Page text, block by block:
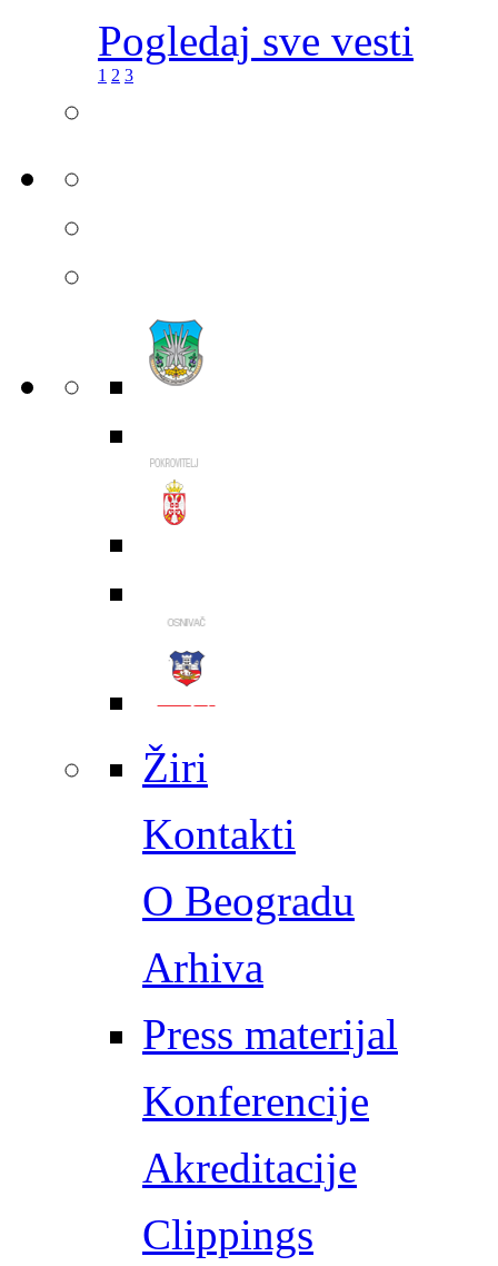
Pogledaj sve vesti
1 2 3
Žiri
Kontakti
O Beogradu
Arhiva
Press materijal
Konferencije
Akreditacije
Clippings